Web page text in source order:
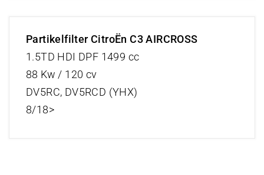
Partikelfilter CitroËn C3 AIRCROSS
1.5TD HDI DPF 1499 cc
88 Kw / 120 cv
DV5RC, DV5RCD (YHX)
8/18>